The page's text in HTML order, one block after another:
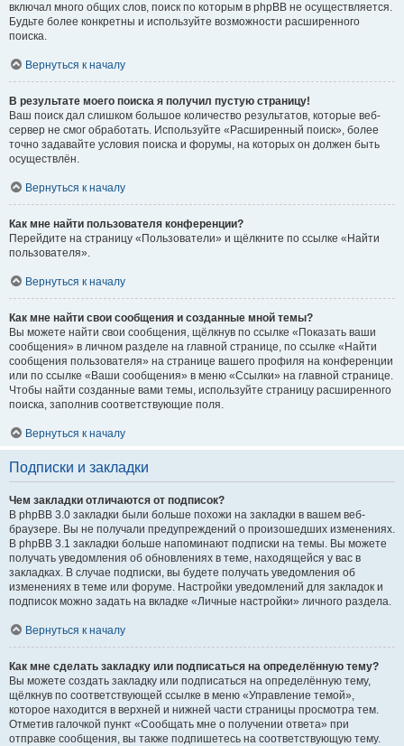
включал много общих слов, поиск по которым в phpBB не осуществляется.
Будьте более конкретны и используйте возможности расширенного
поиска.
Вернуться к началу
В результате моего поиска я получил пустую страницу!
Ваш поиск дал слишком большое количество результатов, которые веб-
сервер не смог обработать. Используйте «Расширенный поиск», более
точно задавайте условия поиска и форумы, на которых он должен быть
осуществлён.
Вернуться к началу
Как мне найти пользователя конференции?
Перейдите на страницу «Пользователи» и щёлкните по ссылке «Найти
пользователя».
Вернуться к началу
Как мне найти свои сообщения и созданные мной темы?
Вы можете найти свои сообщения, щёлкнув по ссылке «Показать ваши
сообщения» в личном разделе на главной странице, по ссылке «Найти
сообщения пользователя» на странице вашего профиля на конференции
или по ссылке «Ваши сообщения» в меню «Ссылки» на главной странице.
Чтобы найти созданные вами темы, используйте страницу расширенного
поиска, заполнив соответствующие поля.
Вернуться к началу
Подписки и закладки
Чем закладки отличаются от подписок?
В phpBB 3.0 закладки были больше похожи на закладки в вашем веб-
браузере. Вы не получали предупреждений о произошедших изменениях.
В phpBB 3.1 закладки больше напоминают подписки на темы. Вы можете
получать уведомления об обновлениях в теме, находящейся у вас в
закладках. В случае подписки, вы будете получать уведомления об
изменениях в теме или форуме. Настройки уведомлений для закладок и
подписок можно задать на вкладке «Личные настройки» личного раздела.
Вернуться к началу
Как мне сделать закладку или подписаться на определённую тему?
Вы можете создать закладку или подписаться на определённую тему,
щёлкнув по соответствующей ссылке в меню «Управление темой»,
которое находится в верхней и нижней части страницы просмотра тем.
Отметив галочкой пункт «Сообщать мне о получении ответа» при
отправке сообщения, вы также подпишетесь на соответствующую тему.